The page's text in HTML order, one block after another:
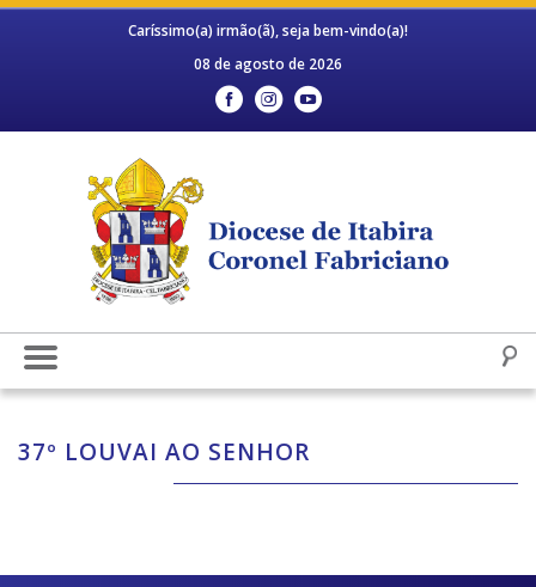
Caríssimo(a) irmão(ã), seja bem-vindo(a)!
08 de agosto de 2026
37º LOUVAI AO SENHOR